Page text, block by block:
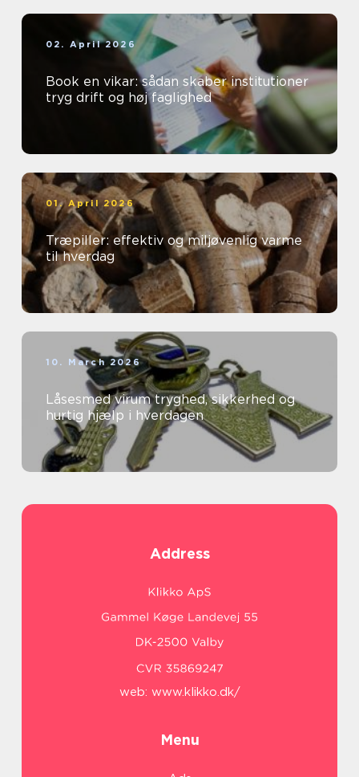
02. April 2026
Book en vikar: sådan skaber institutioner
tryg drift og høj faglighed
01. April 2026
Træpiller: effektiv og miljøvenlig varme
til hverdag
10. March 2026
Låsesmed virum tryghed, sikkerhed og
hurtig hjælp i hverdagen
Address
web: www.klikko.dk/
Menu